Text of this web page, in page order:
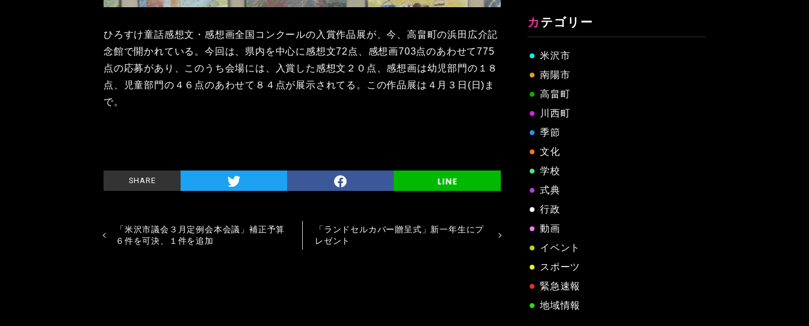
ひろすけ童話感想文・感想画全国コンクールの入賞作品展が、今、高畠町の浜田広介記
念館で開かれている。今回は、県内を中心に感想文72点、感想画703点のあわせて775
点の応募があり、このうち会場には、入賞した感想文２０点、感想画は幼児部門の１８
点、児童部門の４６点のあわせて８４点が展示されてる。この作品展は４月３日(日)ま
で。
SHARE
「米沢市議会３月定例会本会議」補正予算
６件を可決、１件を追加
「ランドセルカバー贈呈式」新一年生にプ
レゼント
カテゴリー
米沢市
南陽市
高畠町
川西町
季節
文化
学校
式典
行政
動画
イベント
スポーツ
緊急速報
地域情報